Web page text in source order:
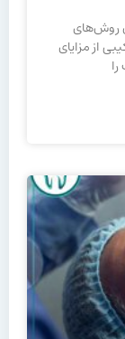
روش‌های
از مزایای